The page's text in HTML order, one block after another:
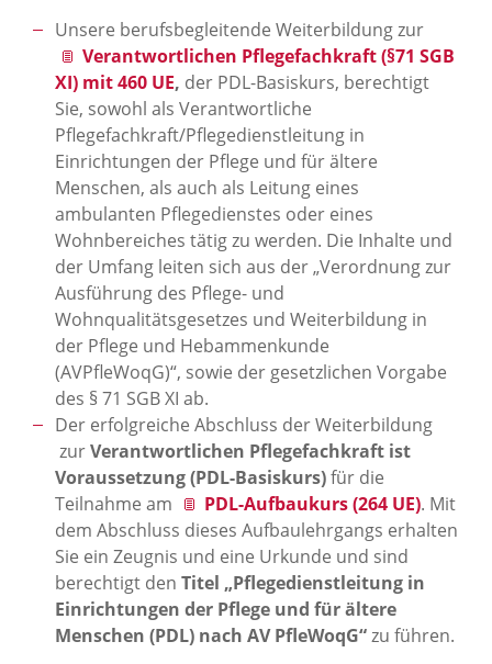
Unsere berufsbegleitende Weiterbildung zur
Verantwortlichen Pflegefachkraft (§71 SGB
XI) mit 460 UE, der PDL-Basiskurs, berechtigt
Sie, sowohl als Verantwortliche
Pflegefachkraft/Pflegedienstleitung in
Einrichtungen der Pflege und für ältere
Menschen, als auch als Leitung eines
ambulanten Pflegedienstes oder eines
Wohnbereiches tätig zu werden. Die Inhalte und
der Umfang leiten sich aus der „Verordnung zur
Ausführung des Pflege- und
Wohnqualitätsgesetzes und Weiterbildung in
der Pflege und Hebammenkunde
(AVPfleWoqG)“, sowie der gesetzlichen Vorgabe
des § 71 SGB XI ab.
Der erfolgreiche Abschluss der Weiterbildung
zurVerantwortlichen Pflegefachkraft ist
Voraussetzung (PDL-Basiskurs)für die
Teilnahme am
PDL-Aufbaukurs (264 UE). Mit
dem Abschluss dieses Aufbaulehrgangs erhalten
Sie ein Zeugnis und eine Urkunde und sind
berechtigt den Titel „Pflegedienstleitung in
Einrichtungen der Pflege und für ältere
Menschen (PDL) nach AV PfleWoqG“zu führen.